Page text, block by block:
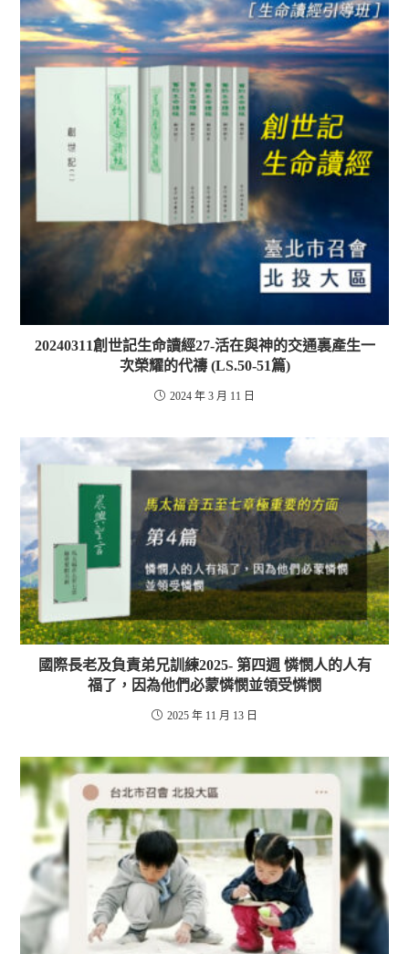
20240311創世記生命讀經27-活在與神的交通裏產生一
次榮耀的代禱 (LS.50-51篇)
2024 年 3 月 11 日
國際長老及負責弟兄訓練2025- 第四週 憐憫人的人有
福了，因為他們必蒙憐憫並領受憐憫
2025 年 11 月 13 日